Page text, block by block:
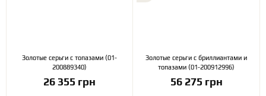
Золотые серьги с топазами (01-
200889340)
26 355 грн
Золотые серьги с бриллиантами и
топазами (01-200912996)
56 275 грн